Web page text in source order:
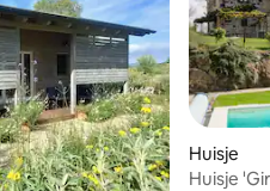
Huisje
Huisje